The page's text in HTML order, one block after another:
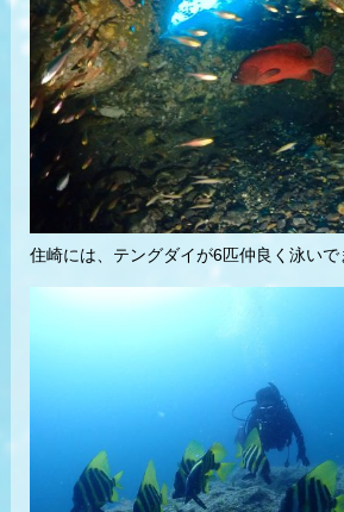
住崎には、テングダイが6匹仲良く泳いで